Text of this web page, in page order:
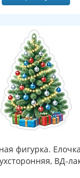
фигурка.
ВД-